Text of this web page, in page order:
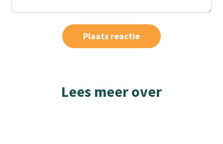
Lees meer over